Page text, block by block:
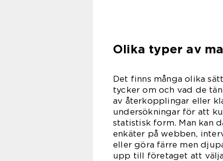
Olika typer av
Det finns många olika
tycker om och vad de
av återkopplingar eller
undersökningar för att
statistisk form. Man kan
enkäter på webben,
eller göra färre men
upp till företaget att